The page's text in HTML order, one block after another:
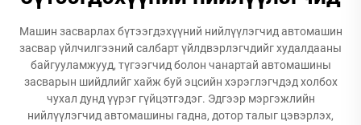
Машин засварлах бүтээгдэхүүний нийлүүлэгчид автомашин
засвар үйлчилгээний салбарт үйлдвэрлэгчдийг худалдааны
байгууламжууд, түгээгчид болон чанартай автомашины
засварын шийдлийг хайж буй эцсийн хэрэглэгчдэд холбох
чухал дунд үүрэг гүйцэтгэдэг. Эдгээр мэргэжлийн
нийлүүлэгчид автомашины гадна, дотор талыг цэвэрлэх,